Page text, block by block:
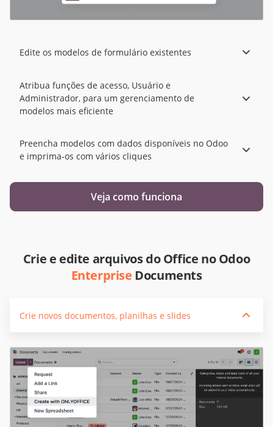
Edite os modelos de formulário existentes
Atribua funções de acesso, Usuário e
Administrador, para um gerenciamento de
modelos mais eficiente
Preencha modelos com dados disponíveis no Odoo
e imprima-os com vários cliques
Veja como funciona
Crie e edite arquivos do Office no Odoo
Enterprise Documents
Crie novos documentos, planilhas e slides